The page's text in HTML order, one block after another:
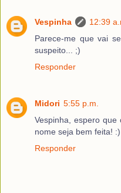
Vespinha
12:39
Parece-me que vai
suspeito... ;)
Responder
Midori 5:55 p.m.
Vespinha, espero
nome seja bem feita! :)
Responder